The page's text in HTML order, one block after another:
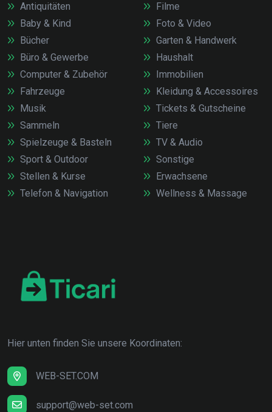
Antiquitäten
Baby & Kind
Bücher
Büro & Gewerbe
Computer & Zubehör
Fahrzeuge
Filme
Foto & Video
Garten & Handwerk
Haushalt
Immobilien
Kleidung & Accessoires
Musik
Sammeln
Spielzeuge & Basteln
Sport & Outdoor
Stellen & Kurse
Telefon & Navigation
Tickets & Gutscheine
Tiere
TV & Audio
Sonstige
Erwachsene
Wellness & Massage
Hier unten finden Sie unsere Koordinaten:
WEB-SET.COM
support@web-set.com